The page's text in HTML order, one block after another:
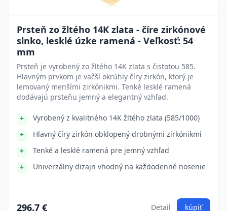
Prsteň zo žltého 14K zlata - číre zirkónové
slnko, lesklé úzke ramená - Veľkosť: 54
mm
Prsteň je vyrobený zo žltého 14K zlata s čistotou 585.
Hlavným prvkom je väčší okrúhly číry zirkón, ktorý je
lemovaný menšími zirkónikmi. Tenké lesklé ramená
dodávajú prsteňu jemný a elegantný vzhľad.
Vyrobený z kvalitného 14K žltého zlata (585/1000)
Hlavný číry zirkón obklopený drobnými zirkónikmi
Tenké a lesklé ramená pre jemný vzhľad
Univerzálny dizajn vhodný na každodenné nosenie
296.7 € Detail kúpiť